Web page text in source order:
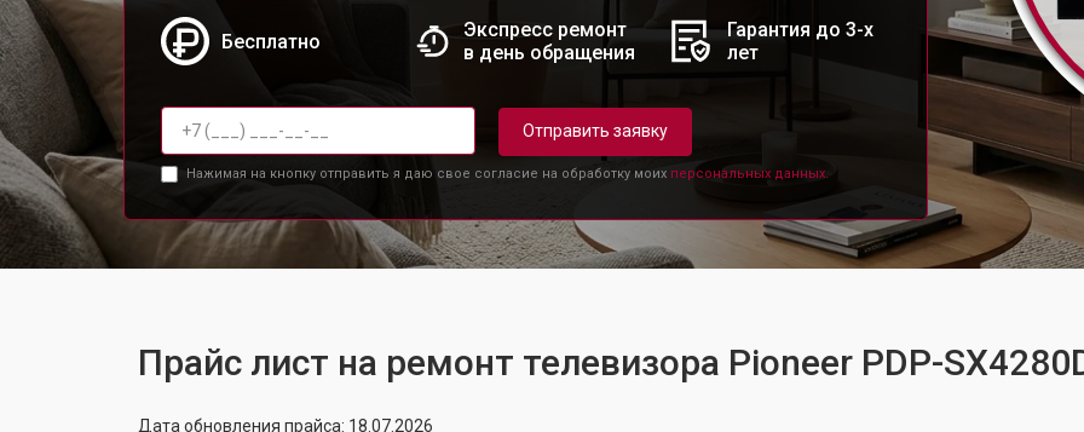
Бесплатно
Экспресс ремонт
в день обращения
Гарантия до 3-х
лет
Отправить заявку
Нажимая на кнопку отправить я даю свое согласие на обработку моих персональных данных.
Прайс лист на ремонт телевизора Pioneer PDP-
Дата обновления прайса: 18.07.2026